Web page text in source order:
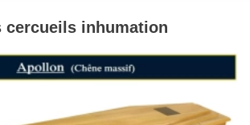
cercueils inhumation